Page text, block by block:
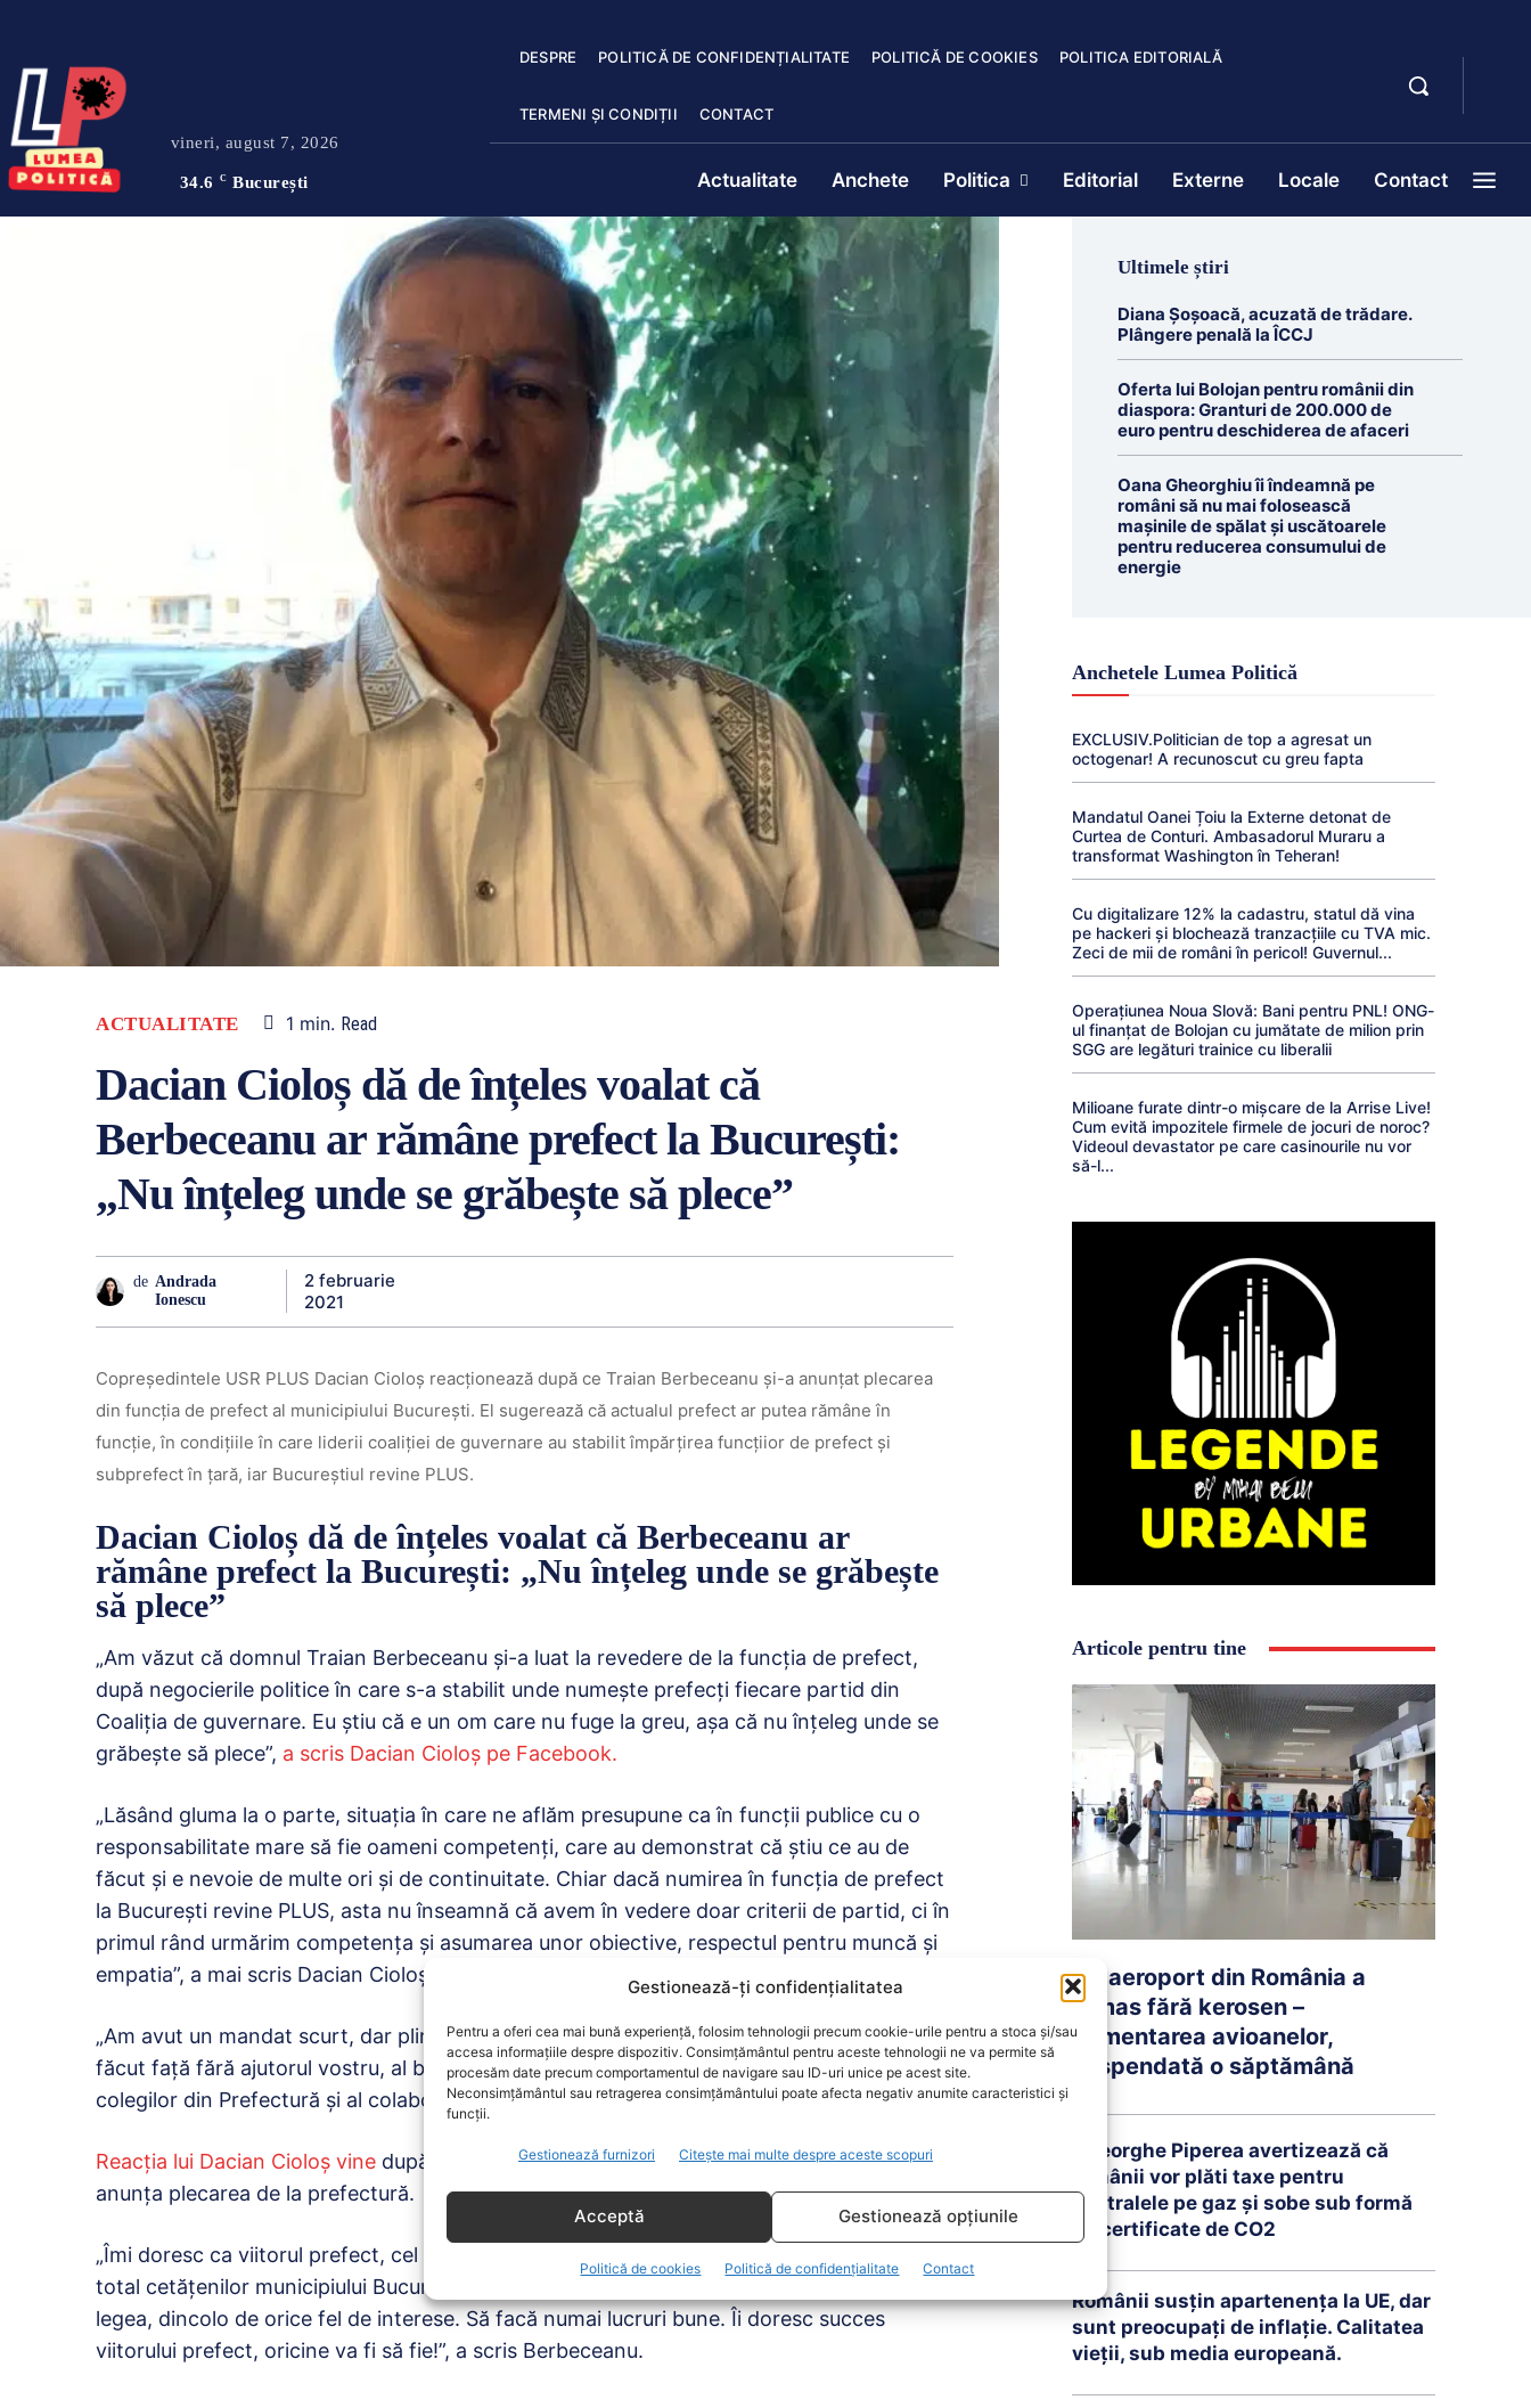
Gestionează-ți confidențialitatea
Pentru a oferi cea mai bună experiență, folosim tehnologii precum cookie-urile pentru a stoca și/sau
accesa informațiile despre dispozitiv. Consimțământul pentru aceste tehnologii ne va permite să
procesăm date precum comportamentul de navigare sau ID-uri unice pe acest site.
Neconsimțământul sau retragerea consimțământului poate afecta negativ anumite caracteristici și
funcții.
Gestionează furnizori Citește mai multe despre aceste scopuri
Acceptă Gestionează opțiunile
Politică de cookies Politică de confidențialitate Contact
vineri, august 7, 2026
34.6 C București
DESPRE POLITICĂ DE CONFIDENȚIALITATE POLITICĂ DE COOKIES POLITICA EDITORIALĂ
TERMENI ȘI CONDIȚII CONTACT
Actualitate Anchete Politica Editorial Externe Locale Contact
ACTUALITATE 1 min. Read
Dacian Cioloș dă de înțeles voalat că
Berbeceanu ar rămâne prefect la București:
„Nu înțeleg unde se grăbește să plece”
de Andrada
Ionescu
2 februarie
2021
Copreşedintele USR PLUS Dacian Cioloș reacționează după ce Traian Berbeceanu și-a anunțat plecarea
din funcția de prefect al municipiului București. El sugerează că actualul prefect ar putea rămâne în
funcție, în condițiile în care liderii coaliției de guvernare au stabilit împărțirea funcțiior de prefect și
subprefect în țară, iar Bucureștiul revine PLUS.
Dacian Cioloș dă de înțeles voalat că Berbeceanu ar
rămâne prefect la București: „Nu înțeleg unde se grăbește
să plece”
„Am văzut că domnul Traian Berbeceanu și-a luat la revedere de la funcția de prefect,
după negocierile politice în care s-a stabilit unde numește prefecți fiecare partid din
Coaliția de guvernare. Eu știu că e un om care nu fuge la greu, așa că nu înțeleg unde se
grăbește să plece”, a scris Dacian Cioloș pe Facebook.
„Lăsând gluma la o parte, situația în care ne aflăm presupune ca în funcții publice cu o
responsabilitate mare să fie oameni competenți, care au demonstrat că știu ce au de
făcut și e nevoie de multe ori și de continuitate. Chiar dacă numirea în funcția de prefect
la București revine PLUS, asta nu înseamnă că avem în vedere doar criterii de partid, ci în
primul rând urmărim competența și asumarea unor obiective, respectul pentru muncă și
empatia”, a mai scris Dacian Cioloș.
„Am avut un mandat scurt, dar plin de provocări dintre cele mai grele, cărora nu le-aș fi
făcut față fără ajutorul vostru, al bucureștenilor, în primul rând, dar și cu sprijinul total al
colegilor din Prefectură și al colaboratorilor din toate instituțiile”, a spus Berbeceanu.
Reacția lui Dacian Cioloș vine după un mesaj al lui Berbeceanu, prin care acesta își
anunța plecarea de la prefectură.
„Îmi doresc ca viitorul prefect, cel care va fi nominalizat de USR – Plus, să fie unul dedicat
total cetățenilor municipiului București, să fie o persoană care să respecte și să aplice
legea, dincolo de orice fel de interese. Să facă numai lucruri bune. Îi doresc succes
viitorului prefect, oricine va fi să fie!”, a scris Berbeceanu.
Ultimele știri
Diana Șoșoacă, acuzată de trădare.
Plângere penală la ÎCCJ
Oferta lui Bolojan pentru românii din
diaspora: Granturi de 200.000 de
euro pentru deschiderea de afaceri
Oana Gheorghiu îi îndeamnă pe
români să nu mai folosească
mașinile de spălat și uscătoarele
pentru reducerea consumului de
energie
Anchetele Lumea Politică
EXCLUSIV.Politician de top a agresat un
octogenar! A recunoscut cu greu fapta
Mandatul Oanei Țoiu la Externe detonat de
Curtea de Conturi. Ambasadorul Muraru a
transformat Washington în Teheran!
Cu digitalizare 12% la cadastru, statul dă vina
pe hackeri și blochează tranzacțiile cu TVA mic.
Zeci de mii de români în pericol! Guvernul...
Operațiunea Noua Slovă: Bani pentru PNL! ONG-
ul finanțat de Bolojan cu jumătate de milion prin
SGG are legături trainice cu liberalii
Milioane furate dintr-o mișcare de la Arrise Live!
Cum evită impozitele firmele de jocuri de noroc?
Videoul devastator pe care casinourile nu vor
să-l...
Articole pentru tine
Un aeroport din România a
rămas fără kerosen –
Alimentarea avioanelor,
suspendată o săptămână
Gheorghe Piperea avertizează că
românii vor plăti taxe pentru
centralele pe gaz și sobe sub formă
de certificate de CO2
Românii susțin apartenența la UE, dar
sunt preocupați de inflație. Calitatea
vieții, sub media europeană.